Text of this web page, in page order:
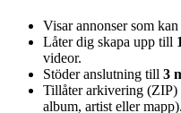
Visar annonser som
Låter dig skapa upp till
videor.
Stöder anslutning till 3
Tillåter arkivering (ZIP)
album, artist eller mapp).